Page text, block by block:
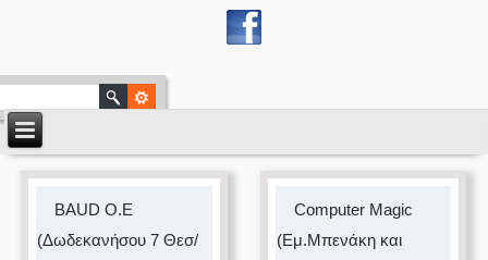
BAUD O.Ε
(Δωδεκανήσου 7 Θεσ/
Computer Magic
(Εμ.Μπενάκη και